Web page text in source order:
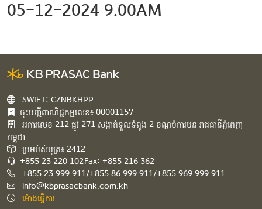
05-12-2024 9.00AM
SWIFT: CZNBKHPP
ចុះបញ្ជីពាណិជ្ជកម្មលេខ៖ 00001157
អគារ​លេខ​ 212 ផ្លូវ 271 សង្កាត់ទួលទំពូង 2 ខណ្ឌចំការមន រាជធានីភ្នំពេញ
កម្ពុជា​
ប្រអប់សំបុត្រ៖ 2412
+855 23 220 102Fax: +855 216 362
+855 23 999 911/+855 86 999 911/+855 969 999 911
info@kbprasacbank.com.kh
ម៉ោងធ្វើការ